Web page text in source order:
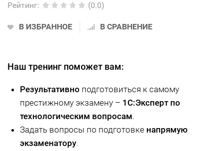
Рейтинг: (0.0)
В ИЗБРАННОЕ В СРАВНЕНИЕ
Наш тренинг поможет вам:
Результативно подготовиться к самому
престижному экзамену – 1С:Эксперт по
технологическим вопросам.
Задать вопросы по подготовке напрямую
экзаменатору.